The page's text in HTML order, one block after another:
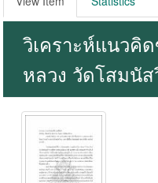
วิเคราะห์แนวคิ
หลวง วัดโสมนัส